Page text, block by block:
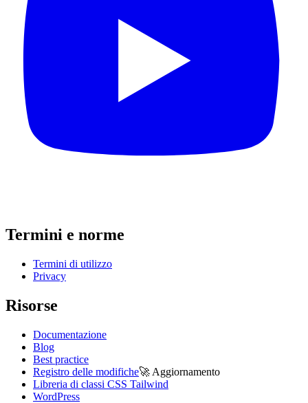
Termini e norme
Termini di utilizzo
Privacy
Risorse
Documentazione
Blog
Best practice
Registro delle modifiche🚀 Aggiornamento
Libreria di classi CSS Tailwind
WordPress